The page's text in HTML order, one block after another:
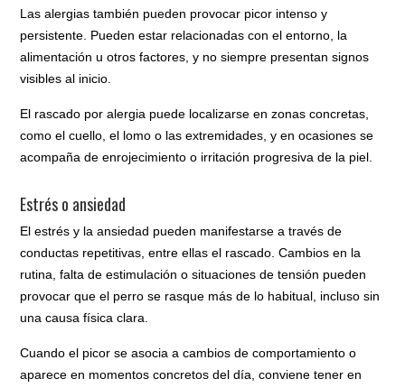
Las alergias también pueden provocar picor intenso y
persistente. Pueden estar relacionadas con el entorno, la
alimentación u otros factores, y no siempre presentan signos
visibles al inicio.
El rascado por alergia puede localizarse en zonas concretas,
como el cuello, el lomo o las extremidades, y en ocasiones se
acompaña de enrojecimiento o irritación progresiva de la piel.
Estrés o ansiedad
El estrés y la ansiedad pueden manifestarse a través de
conductas repetitivas, entre ellas el rascado. Cambios en la
rutina, falta de estimulación o situaciones de tensión pueden
provocar que el perro se rasque más de lo habitual, incluso sin
una causa física clara.
Cuando el picor se asocia a cambios de comportamiento o
aparece en momentos concretos del día, conviene tener en